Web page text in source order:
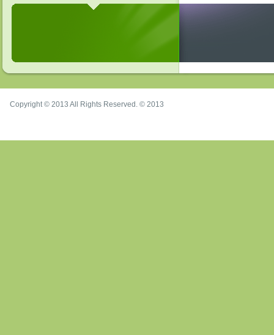
Copyright © 2013 All Rights Reserved. © 2013